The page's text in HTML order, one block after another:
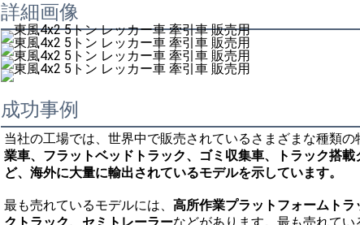
詳細画像
成功事例
当社の工場では、世界中で販売されているさまざまな種類の
業車、フラットベッドトラック、ゴミ収集車、トラック搭
ど、海外に大量に輸出されているモデルを示しています。
最も売れているモデルには、 高所作業プラットフォームト